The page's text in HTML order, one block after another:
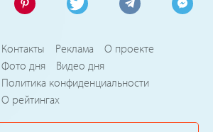
Контакты Реклама
О проекте
Фото дня
Видео дня
Политика конфиденциальности
О рейтингах